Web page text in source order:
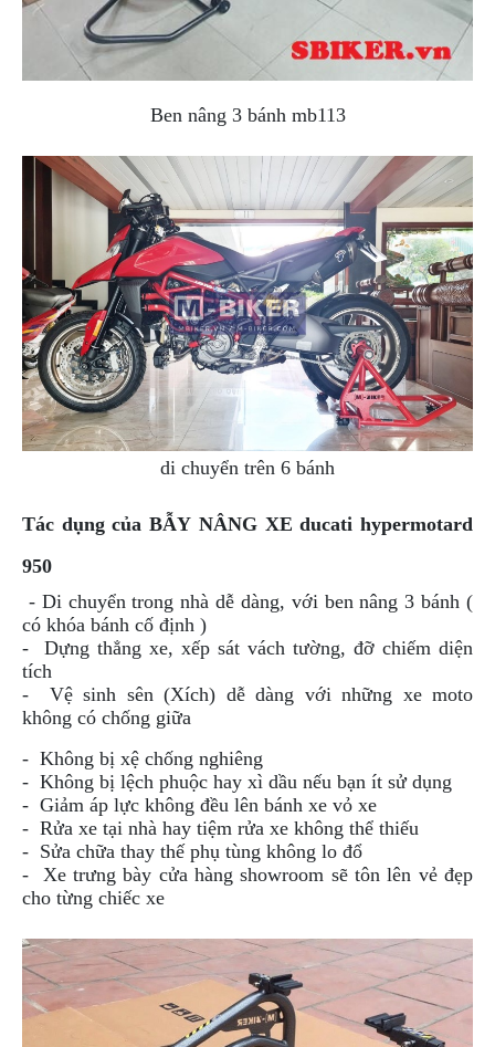
XE
PHỤ
ĐỒ
CHƠI
MOTO
MBIKER
HCM
SẢN
PHẨM
MỚI
BLOG
PHƯỢT
DẪN
MUA
HÀNG
Ben nâng 3 bánh mb113
di chuyển trên 6 bánh
Tác dụng củaBẪY NÂNG XEducati hypermotard
950
- Di chuyển trong nhà dễ dàng, với ben nâng 3 bánh (
có khóa bánh cố định )
- Dựng thẳng xe, xếp sát vách tường, đỡ chiếm diện
tích
- Vệ sinh sên (Xích) dễ dàng với những xe moto
không có chống giữa
- Không bị xệ chống nghiêng
- Không bị lệch phuộc hay xì dầu nếu bạn ít sử dụng
- Giảm áp lực không đều lên bánh xe vỏ xe
- Rửa xe tại nhà hay tiệm rửa xe không thể thiếu
- Sửa chữa thay thế phụ tùng không lo đổ
- Xe trưng bày cửa hàng showroom sẽ tôn lên vẻ đẹp
cho từng chiếc xe